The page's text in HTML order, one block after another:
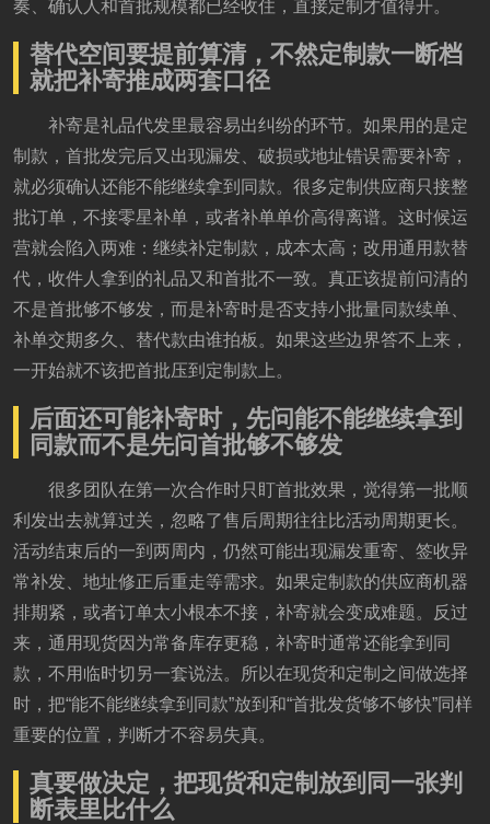
奏、确认人和首批规模都已经收住，直接定制才值得开。
替代空间要提前算清，不然定制款一断档
就把补寄推成两套口径
补寄是礼品代发里最容易出纠纷的环节。如果用的是定
制款，首批发完后又出现漏发、破损或地址错误需要补寄，
就必须确认还能不能继续拿到同款。很多定制供应商只接整
批订单，不接零星补单，或者补单单价高得离谱。这时候运
营就会陷入两难：继续补定制款，成本太高；改用通用款替
代，收件人拿到的礼品又和首批不一致。真正该提前问清的
不是首批够不够发，而是补寄时是否支持小批量同款续单、
补单交期多久、替代款由谁拍板。如果这些边界答不上来，
一开始就不该把首批压到定制款上。
后面还可能补寄时，先问能不能继续拿到
同款而不是先问首批够不够发
很多团队在第一次合作时只盯首批效果，觉得第一批顺
利发出去就算过关，忽略了售后周期往往比活动周期更长。
活动结束后的一到两周内，仍然可能出现漏发重寄、签收异
常补发、地址修正后重走等需求。如果定制款的供应商机器
排期紧，或者订单太小根本不接，补寄就会变成难题。反过
来，通用现货因为常备库存更稳，补寄时通常还能拿到同
款，不用临时切另一套说法。所以在现货和定制之间做选择
时，把“能不能继续拿到同款”放到和“首批发货够不够快”同样
重要的位置，判断才不容易失真。
真要做决定，把现货和定制放到同一张判
断表里比什么